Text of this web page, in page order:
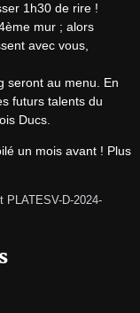
1h30 de rire !
mur ; alors
avec vous,
seront au menu. En
futurs talents du
Ducs.
un mois avant ! Plus
PLATESV-D-2024-